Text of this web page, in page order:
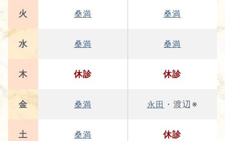
火
水
木
金
土
桑満
桑満
休診
桑満
桑満
桑満
桑満
休診
永田 ・渡辺※
休診